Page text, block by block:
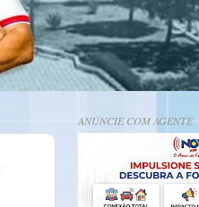
ANÚNCIE COM AGENTE